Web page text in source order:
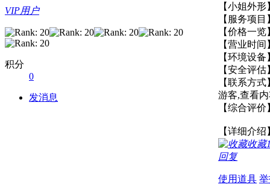
VIP用户
积分
0
发消息
【小姐
【服务
【价格
【营业
【环境
【安全
【联系方式
游客,查看
【综合
【详细介绍
收藏
回复
使用道具